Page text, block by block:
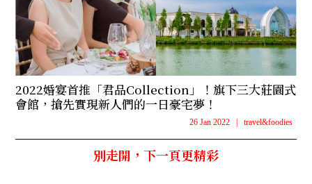
2022婚宴首推「君品Collection」！旗下三大莊園式
會館，搶先實現新人們的一日豪宅夢！
26 Jan 2022 | travel&foodies
別走開，下一頁更精彩